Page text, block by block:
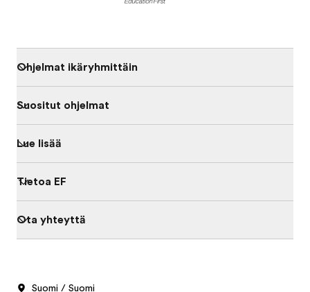
Ohjelmat ikäryhmittäin
Suositut ohjelmat
Lue lisää
Tietoa EF
Ota yhteyttä
Suomi / Suomi